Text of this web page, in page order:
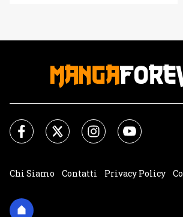
Chi Siamo Contatti Privacy Policy